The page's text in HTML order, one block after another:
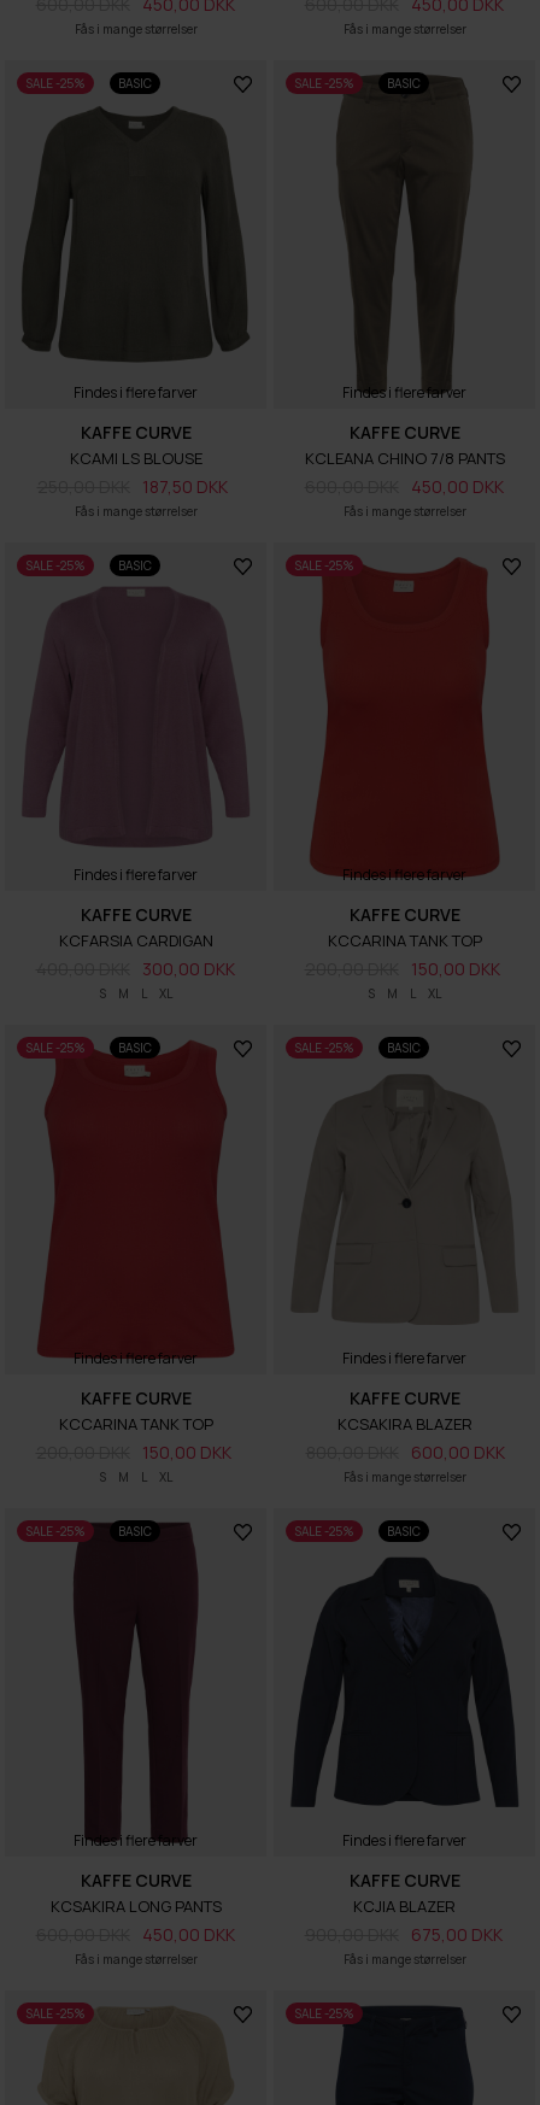
Fås i mange størrelser Fås i mange størrelser
SALE -25% BASIC
Findes i flere farver
Fås i mange størrelser
KAFFE CURVE
KCAMI LS BLOUSE
187,50 DKK
SALE -25% BASIC
Findes i flere farver
Fås i mange størrelser
KAFFE CURVE
KCLEANA CHINO 7/8 PANTS
450,00 DKK
SALE -25% BASIC
Findes i flere farver
S M L XL
KAFFE CURVE
KCFARSIA CARDIGAN
300,00 DKK
SALE -25%
Findes i flere farver
S M L XL
KAFFE CURVE
KCCARINA TANK TOP
150,00 DKK
SALE -25% BASIC
Findes i flere farver
S M L XL
KAFFE CURVE
KCCARINA TANK TOP
150,00 DKK
SALE -25% BASIC
Findes i flere farver
Fås i mange størrelser
KAFFE CURVE
KCSAKIRA BLAZER
600,00 DKK
SALE -25% BASIC
Findes i flere farver
Fås i mange størrelser
KAFFE CURVE
KCSAKIRA LONG PANTS
450,00 DKK
SALE -25% BASIC
Findes i flere farver
Fås i mange størrelser
KAFFE CURVE
KCJIA BLAZER
675,00 DKK
SALE -25% SALE -25%